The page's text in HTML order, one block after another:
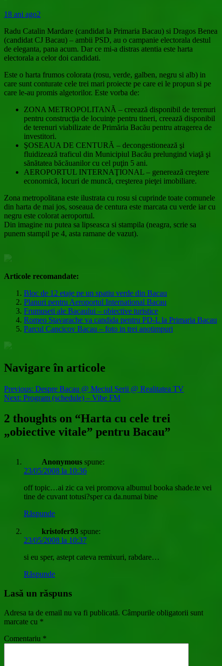
18 ani ago2
Radu Catalin Mardare (candidat la Primaria Bacau) si Dragos Benea
(candidat CJ Bacau) – ambii PSD, au o campanie electorala destul
de eleganta, pana acum. Dar ce mi-a distras atentia este harta
electorala a celor doi candidati.
Este o harta frumos colorata (rosu, verde, galben, negru si alb) in
care sunt conturate cele trei mari proiecte pe care ei le propun si pe
care le-au promis algetorilor. Este vorba de:
ZONA METROPOLITANĂ – creează disponibil de terenuri
pentru construcţia de locuinţe pentru tineri, creează disponibil
de terenuri viabilizate de Primăria Bacău pentru atragerea de
investitori.
ŞOSEAUA DE CENTURĂ – decongestionează şi
fluidizează traficul din Municipiul Bacău prelungind viaţă şi
sănătatea băcăuanilor cu cel puţin 5 ani.
AEROPORTUL INTERNAŢIONAL – generează creştere
economică, locuri de muncă, creşterea pieţei imobiliare.
Zona metropolitana este ilustrata cu rosu si cuprinde toate comunele
din harta de mai jos, soseaua de centura este marcata cu verde iar cu
negru este colorat aeroportul.
Din imagine nu putea sa lipseasca si stampila (neagra, scrie sa
punem stampil pe 4, asta ramane de vazut).
Articole recomandate:
Bloc de 12 etaje pe un spatiu verde din Bacau
Planuri pentru Aeroportul International Bacau
Frumuseti ale Bacaului – obiective turistice
Romeo Stavarache va candida pentru PD-L la Primaria Bacau
Parcul Cancicov Bacau – foto in trei anotimpuri
Navigare în articole
Previous: Despre Bacau @ Meciul Serii @ Realitatea TV
Next: Program (schedule) – Vibe FM
2 thoughts on “Harta cu cele trei
„obiective vitale” pentru Bacau”
Anonymous spune:
23/05/2008 la 10:36
off topic…ai zic ca vei promova albumul booka shade.te vei
tine de cuvant totusi?sper ca da.numai bine
Răspunde
kristofer93 spune:
23/05/2008 la 10:37
si eu sper, astept cateva remixuri, rabdare…
Răspunde
Lasă un răspuns
Adresa ta de email nu va fi publicată. Câmpurile obligatorii sunt
marcate cu *
Comentariu *